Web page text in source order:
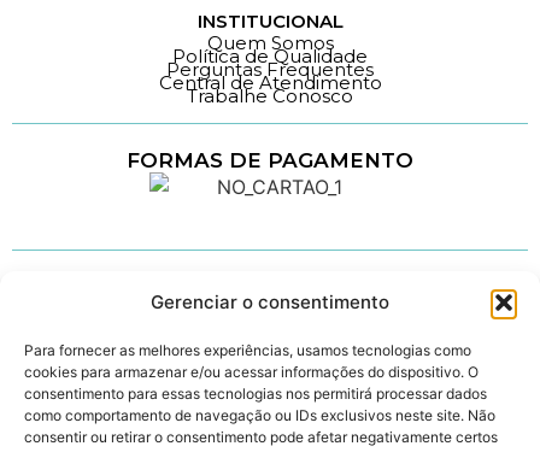
Gerenciar o consentimento
Para fornecer as melhores experiências, usamos tecnologias como
cookies para armazenar e/ou acessar informações do dispositivo. O
consentimento para essas tecnologias nos permitirá processar dados
como comportamento de navegação ou IDs exclusivos neste site. Não
consentir ou retirar o consentimento pode afetar negativamente certos
INSTITUCIONAL
Quem Somos
Política de Qualidade
Perguntas Frequentes
Central de Atendimento
Trabalhe Conosco
FORMAS DE PAGAMENTO
ACOMPANHE-NOS
Verificada por